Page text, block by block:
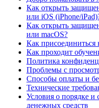
Как открыть
или iOS (iPhone/
Как открыть
или macOS?
Как
Как проходит
Политика
Проблемы с
Способы оплаты и
Технические
Условия о порядке и
денежных средств